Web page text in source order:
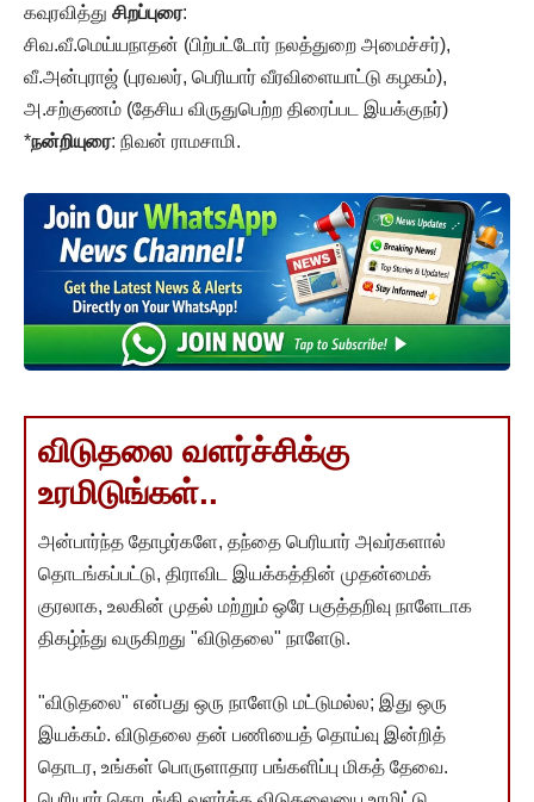
கவுரவித்து சிறப்புரை:
சிவ.வீ.மெய்யநாதன் (பிற்பட்டோர் நலத்துறை அமைச்சர்),
வீ.அன்புராஜ் (புரவலர், பெரியார் வீரவிளையாட்டு கழகம்),
அ.சற்குணம் (தேசிய விருதுபெற்ற திரைப்பட இயக்குநர்)
*நன்றியுரை: நிவன் ராமசாமி.
விடுதலை வளர்ச்சிக்கு
உரமிடுங்கள்..
அன்பார்ந்த தோழர்களே, தந்தை பெரியார் அவர்களால்
தொடங்கப்பட்டு, திராவிட இயக்கத்தின் முதன்மைக்
குரலாக, உலகின் முதல் மற்றும் ஒரே பகுத்தறிவு நாளேடாக
திகழ்ந்து வருகிறது "விடுதலை" நாளேடு.
"விடுதலை" என்பது ஒரு நாளேடு மட்டுமல்ல; இது ஒரு
இயக்கம். விடுதலை தன் பணியைத் தொய்வு இன்றித்
தொடர, உங்கள் பொருளாதார பங்களிப்பு மிகத் தேவை.